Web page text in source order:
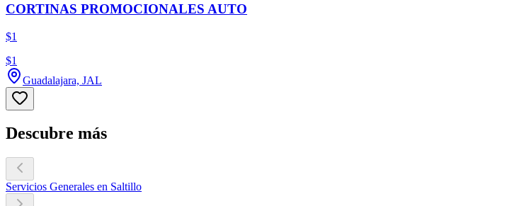
CORTINAS PROMOCIONALES AUTO
$1
$1
Guadalajara, JAL
Descubre más
Servicios Generales en Saltillo